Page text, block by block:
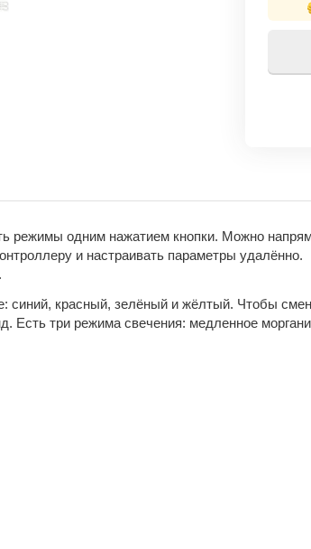
режимы одним нажатием кнопки. Можно
и настраивать параметры удалённо.
синий, красный, зелёный и жёлтый. Чтобы
Есть три режима свечения: медленное